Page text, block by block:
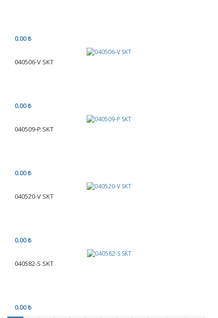
0.00 ₺
040506-V SKT
0.00 ₺
040509-P SKT
0.00 ₺
040520-V SKT
0.00 ₺
040582-S SKT
0.00 ₺